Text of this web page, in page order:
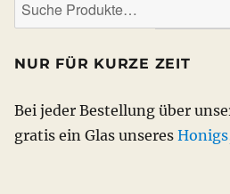
NUR FÜR KURZE ZEIT
Bei jeder Bestellung über
gratis ein Glas unseres